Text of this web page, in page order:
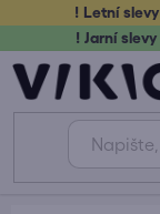
obsah
! Letní slevy
! Jarní slevy